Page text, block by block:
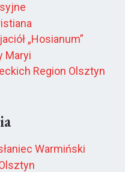
„Hosianum”
Maryi
Region Olsztyn
Warmiński